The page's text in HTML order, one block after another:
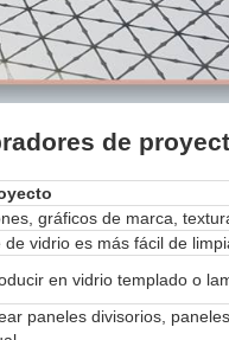
de
gráficos de marca,
de vidrio es más fácil de
en vidrio templado o
paneles divisorios,